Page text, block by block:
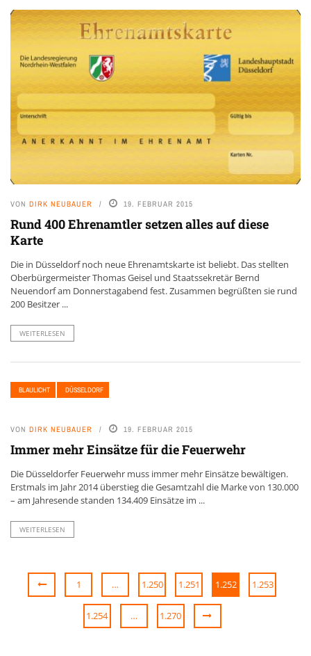
VON DIRK NEUBAUER 19. FEBRUAR 2015
Rund 400 Ehrenamtler setzen alles auf diese
Karte
Die in Düsseldorf noch neue Ehrenamtskarte ist beliebt. Das stellten
Oberbürgermeister Thomas Geisel und Staatssekretär Bernd
Neuendorf am Donnerstagabend fest. Zusammen begrüßten sie rund
200 Besitzer ...
WEITERLESEN
BLAULICHT DÜSSELDORF
VON DIRK NEUBAUER 19. FEBRUAR 2015
Immer mehr Einsätze für die Feuerwehr
Die Düsseldorfer Feuerwehr muss immer mehr Einsätze bewältigen.
Erstmals im Jahr 2014 überstieg die Gesamtzahl die Marke von 130.000
– am Jahresende standen 134.409 Einsätze im ...
WEITERLESEN
1 … 1.250 1.251 1.252 1.253
1.254 … 1.270